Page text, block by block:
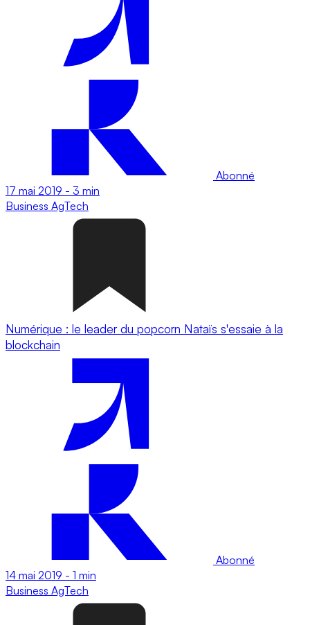
Abonné
17 mai 2019 - 3 min
Business AgTech
Numérique : le leader du popcorn Nataïs s'essaie à la
blockchain
Abonné
14 mai 2019 - 1 min
Business AgTech